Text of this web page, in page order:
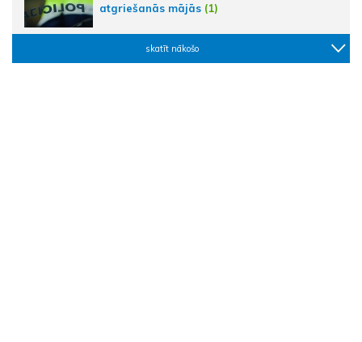
atgriešanās mājās (1)
skatīt nākošo